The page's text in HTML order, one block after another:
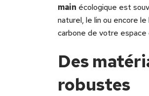
main écologique est
naturel, le lin ou encore
carbone de votre espace
Des
robustes